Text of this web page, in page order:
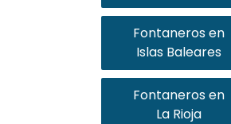
Fontaneros en
Islas Baleares
Fontaneros en
La Rioja